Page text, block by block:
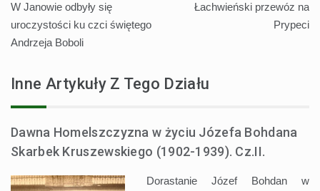
wpisu
W Janowie odbyły się
uroczystości ku czci świętego
Andrzeja Boboli
Łachwieński przewóz na
Prypeci
Inne Artykuły Z Tego Działu
Dawna Homelszczyzna w życiu Józefa Bohdana
Skarbek Kruszewskiego (1902-1939). Cz.II.
Dorastanie Józef Bohdan w